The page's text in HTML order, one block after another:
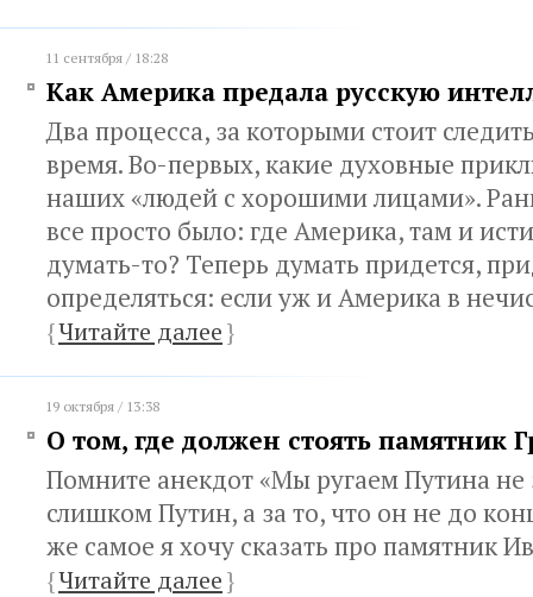
11 сентября / 18:28
Как Америка предала русскую
Два процесса, за которыми стоит
время. Во-первых, какие духовные
наших «людей с хорошими лицами».
все просто было: где Америка, там и
думать-то? Теперь думать придется,
определяться: если уж и Америка в
{Читайте далее}
19 октября / 13:38
О том, где должен стоять памятник
Помните анекдот «Мы ругаем Путина не
слишком Путин, а за то, что он не до
же самое я хочу сказать про памятник
{Читайте далее}